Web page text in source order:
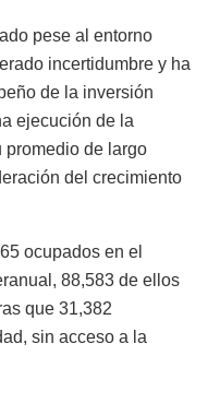
pese al entorno
incertidumbre y ha
de la inversión
ejecución de la
promedio de largo
del crecimiento
ocupados en el
88,583 de ellos
que 31,382
sin acceso a la